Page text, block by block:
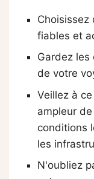
Choisissez
fiables et
Gardez les
de votre
Veillez à
ampleur
conditions
les
N'oubliez